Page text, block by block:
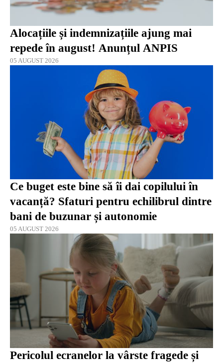
Alocațiile și indemnizațiile ajung mai
repede în august! Anunțul ANPIS
05 AUGUST 2026
Ce buget este bine să îi dai copilului în
vacanță? Sfaturi pentru echilibrul dintre
bani de buzunar și autonomie
05 AUGUST 2026
Pericolul ecranelor la vârste fragede și